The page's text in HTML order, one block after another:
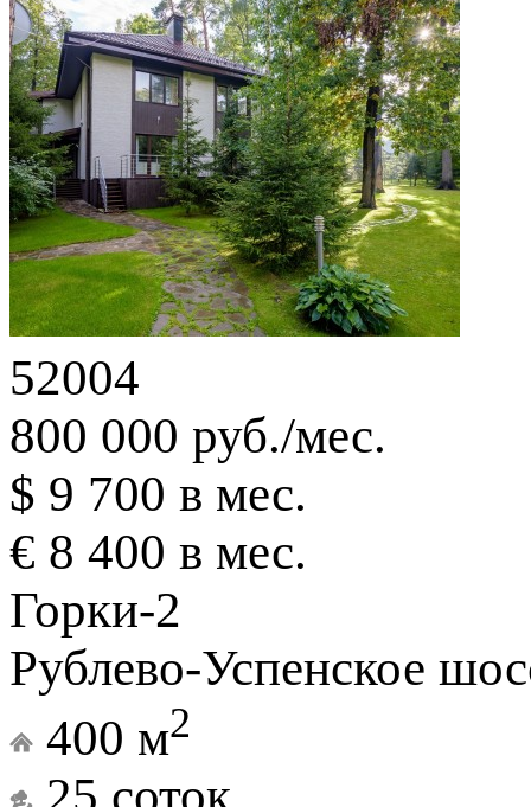
52004
800 000 руб./мес.
$ 9 700 в мес.
€ 8 400 в мес.
Горки-2
Рублево-Успенское
400 м2
25 соток